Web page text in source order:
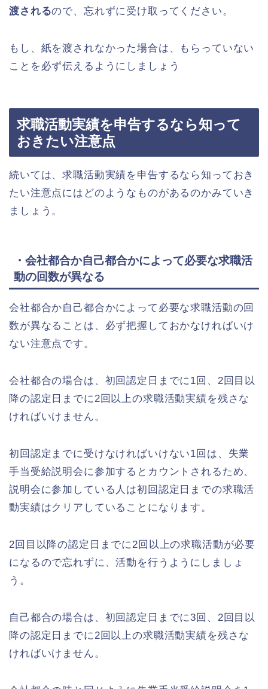
渡されるので、忘れずに受け取ってください。
もし、紙を渡されなかった場合は、もらっていない
ことを必ず伝えるようにしましょう
求職活動実績を申告するなら知って
おきたい注意点
続いては、求職活動実績を申告するなら知っておき
たい注意点にはどのようなものがあるのかみていき
ましょう。
・会社都合か自己都合かによって必要な求職活
動の回数が異なる
会社都合か自己都合かによって必要な求職活動の回
数が異なることは、必ず把握しておかなければいけ
ない注意点です。
会社都合の場合は、初回認定日までに1回、2回目以
降の認定日までに2回以上の求職活動実績を残さな
ければいけません。
初回認定までに受けなければいけない1回は、失業
手当受給説明会に参加するとカウントされるため、
説明会に参加している人は初回認定日までの求職活
動実績はクリアしていることになります。
2回目以降の認定日までに2回以上の求職活動が必要
になるので忘れずに、活動を行うようにしましょ
う。
自己都合の場合は、初回認定日までに3回、2回目以
降の認定日までに2回以上の求職活動実績を残さな
ければいけません。